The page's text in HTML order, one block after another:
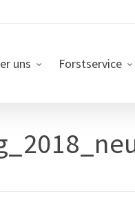
uns Forstservice